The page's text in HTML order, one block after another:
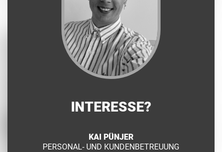
INTERESSE?
KAI PÜNJER
PERSONAL- UND KUNDENBETREUUNG